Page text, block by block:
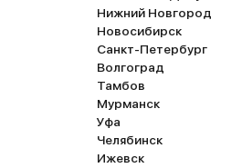
Нижний Новгород
Новосибирск
Санкт-Петербург
Волгоград
Тамбов
Мурманск
Уфа
Челябинск
Ижевск